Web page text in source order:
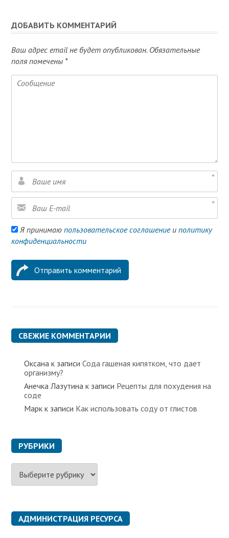
ДОБАВИТЬ КОММЕНТАРИЙ
Ваш адрес email не будет опубликован. Обязательные
поля помечены *
Я принимаюпользовательское соглашениеиполитику
конфиденциальности
СВЕЖИЕ КОММЕНТАРИИ
Оксана к записиСода гашеная кипятком, что дает
организму?
Анечка Лазутина к записи Рецепты для похудения на
соде
Марк к записи Как использовать соду от глистов
РУБРИКИ
б
к
и АДМИНИСТРАЦИЯ РЕСУРСА